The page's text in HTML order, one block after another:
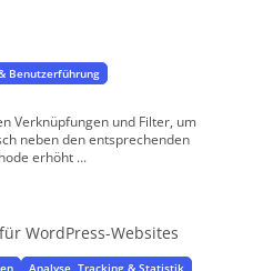
Benutzerführung
Verknüpfungen und Filter, um
neben den entsprechenden
erhöht ...
Analyse, Tracking & Statistik